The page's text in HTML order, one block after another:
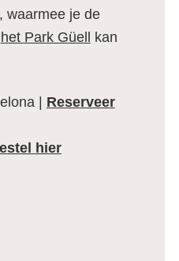
waarmee je de
het Park Güell
kan
| Reserveer
hier